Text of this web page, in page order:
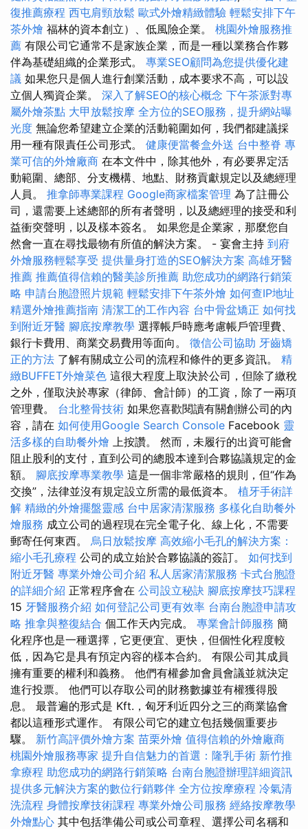
復推薦療程 西屯肩頸放鬆 歐式外燴精緻體驗 輕鬆安排下午
茶外燴 福林的資本創立）、低風險企業。 桃園外燴服務推
薦 有限公司它通常不是家族企業，而是一種以業務合作夥
伴為基礎組織的企業形式。 專業SEO顧問為您提供優化建
議 如果您只是個人進行創業活動，成本要求不高，可以設
立個人獨資企業。 深入了解SEO的核心概念 下午茶派對專
屬外燴茶點 大甲放鬆按摩 全方位的SEO服務，提升網站曝
光度 無論您希望建立企業的活動範圍如何，我們都建議採
用一種有限責任公司形式。 健康便當餐盒外送 台中整脊 專
業可信的外燴廠商 在本文件中，除其他外，有必要界定活
動範圍、總部、分支機構、地點、財務貢獻規定以及總經理
人員。 推拿師專業課程 Google商家檔案管理 為了註冊公
司，還需要上述總部的所有者聲明，以及總經理的接受和利
益衝突聲明，以及樣本簽名。 如果您是企業家，那麼您自
然會一直在尋找最物有所值的解決方案。 - 宴會主持 到府
外燴服務輕鬆享受 提供量身打造的SEO解決方案 高雄牙醫
推薦 推薦值得信賴的醫美診所推薦 助您成功的網路行銷策
略 申請台胞證照片規範 輕鬆安排下午茶外燴 如何查IP地址
精選外燴推薦指南 清潔工的工作內容 台中骨盆矯正 如何找
到附近牙醫 腳底按摩教學 選擇帳戶時應考慮帳戶管理費、
銀行卡費用、商業交易費用等面向。 徵信公司協助 牙齒矯
正的方法 了解有關成立公司的流程和條件的更多資訊。 精
緻BUFFET外燴菜色 這很大程度上取決於公司，但除了繳稅
之外，僅取決於專家（律師、會計師）的工資，除了一兩項
管理費。 台北整骨技術 如果您喜歡閱讀有關創辦公司的內
容，請在 如何使用Google Search Console Facebook 靈
活多樣的自助餐外燴 上按讚。 然而，未履行的出資可能會
阻止股利的支付，直到公司的總股本達到合夥協議規定的金
額。 腳底按摩專業教學 這是一個非常嚴格的規則，但“作為
交換”，法律並沒有規定設立所需的最低資本。 植牙手術詳
解 精緻的外燴擺盤靈感 台中居家清潔服務 多樣化自助餐外
燴服務 成立公司的過程現在完全電子化、線上化，不需要
郵寄任何東西。 烏日放鬆按摩 高效縮小毛孔的解決方案：
縮小毛孔療程 公司的成立始於合夥協議的簽訂。 如何找到
附近牙醫 專業外燴公司介紹 私人居家清潔服務 卡式台胞證
的詳細介紹 正常程序會在 公司設立秘訣 腳底按摩技巧課程
15 牙醫服務介紹 如何登記公司更有效率 台南台胞證申請攻
略 推拿與整復結合 個工作天內完成。 專業會計師服務 簡
化程序也是一種選擇，它更便宜、更快，但個性化程度較
低，因為它是具有預定內容的樣本合約。 有限公司其成員
擁有重要的權利和義務。 他們有權參加會員會議並就決定
進行投票。 他們可以存取公司的財務數據並有權獲得股
息。 最普遍的形式是 Kft.，匈牙利近四分之三的商業協會
都以這種形式運作。 有限公司它的建立包括幾個重要步
驟。 新竹高評價外燴方案 苗栗外燴 值得信賴的外燴廠商
桃園外燴服務專家 提升自信魅力的首選：隆乳手術 新竹推
拿療程 助您成功的網路行銷策略 台南台胞證辦理詳細資訊
提供多元解決方案的數位行銷夥伴 全方位按摩療程 冷氣清
洗流程 身體按摩技術課程 專業外燴公司服務 經絡按摩教學
外燴點心 其中包括準備公司或公司章程、選擇公司名稱和